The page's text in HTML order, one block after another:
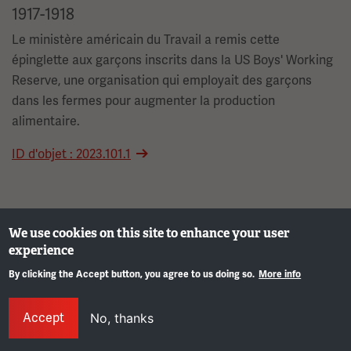
1917-1918
Le ministère américain du Travail a remis cette
épinglette aux garçons inscrits dans la US Boys' Working
Reserve, une organisation qui employait des garçons
dans les fermes pour augmenter la production
alimentaire.
ID d'objet : 2023.101.1
Image(s)
We use cookies on this site to enhance your user
experience
By clicking the Accept button, you agree to us doing so. More info
Accept No, thanks